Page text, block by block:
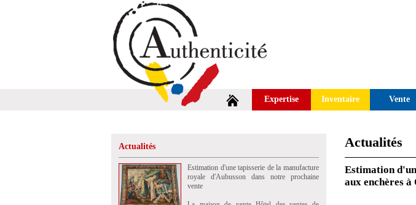
Expertise Inventaire Vente
Actualités
Estimation d'une tapisserie de la manufacture
royale d'Aubusson dans notre prochaine
vente
Actualités
Estimation
aux enchères à